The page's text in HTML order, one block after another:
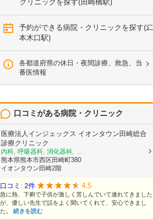
クリニックを探す(田崎橋駅)
予約ができる病院・クリニックを探す(二
本木口駅)
各都道府県の休日・夜間診療、救急、当
番医情報
口コミがある病院・クリニック
医療法人インジェックス イオンタウン田崎総合
診療クリニック
内科, 呼吸器科, 消化器科, ...
熊本県熊本市西区田崎町380
イオンタウン田崎2階
口コミ: 2件 4.5
急に熱、下痢で子供が激しく苦しんでいて連れてきました
が、優しい先生で話をよく聞いてくれて、安心できまし
た。 続きを読む